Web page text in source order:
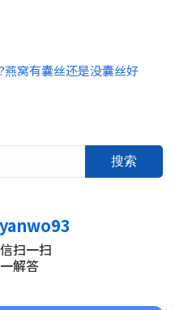
窝有囊丝还是没囊丝好
搜索
扫一扫
解答